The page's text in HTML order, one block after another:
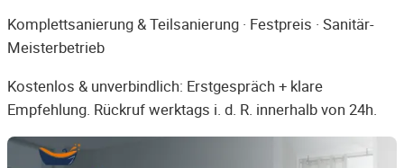
Komplettsanierung & Teilsanierung · Festpreis · Sanitär-
Meisterbetrieb
Kostenlos & unverbindlich: Erstgespräch + klare
Empfehlung. Rückruf werktags i. d. R. innerhalb von 24h.